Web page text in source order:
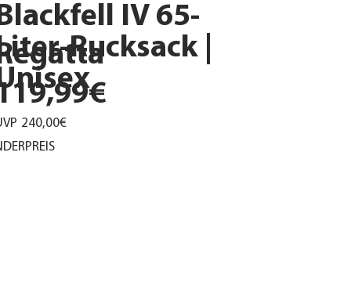
IV 65-
Liter-Rucksack |
240,00€